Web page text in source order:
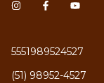
5551989524527
(51) 98952-4527